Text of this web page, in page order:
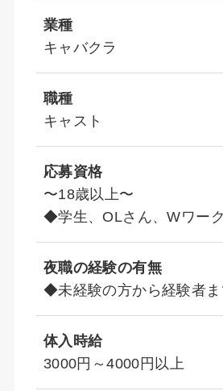
業種
キャバクラ
職種
キャスト
応募資格
〜18歳以上〜
◆学生、OLさん、Wワー
夜職の経験の有無
◆未経験の方から経験者ま
体入時給
3000円～4000円以上